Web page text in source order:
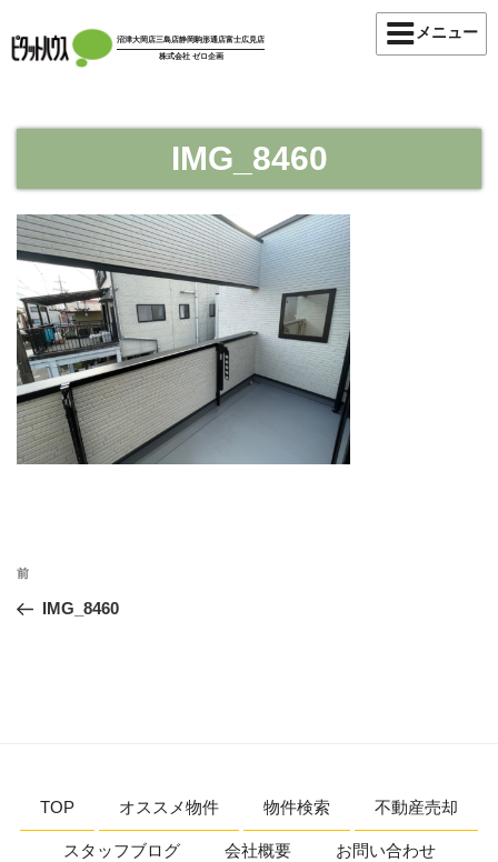
ン
テ
沼津大岡店三島店静岡駒形通店富士広見店
株式会社 ゼロ企画
メニュー
IMG_8460
投
ナ
前
の
前
IMG_8460
TOP オススメ物件 物件検索 不動産売却
スタッフブログ 会社概要 お問い合わせ